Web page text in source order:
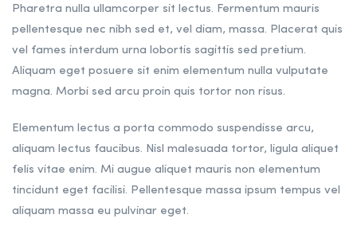
Pharetra nulla ullamcorper sit lectus. Fermentum mauris
pellentesque nec nibh sed et, vel diam, massa. Placerat quis
vel fames interdum urna lobortis sagittis sed pretium.
Aliquam eget posuere sit enim elementum nulla vulputate
magna. Morbi sed arcu proin quis tortor non risus.
Elementum lectus a porta commodo suspendisse arcu,
aliquam lectus faucibus. Nisl malesuada tortor, ligula aliquet
felis vitae enim. Mi augue aliquet mauris non elementum
tincidunt eget facilisi. Pellentesque massa ipsum tempus vel
aliquam massa eu pulvinar eget.